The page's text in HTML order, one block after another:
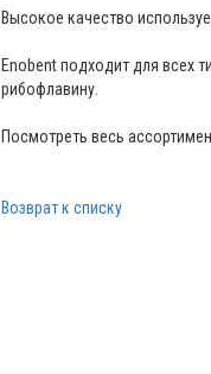
Высокое качество
Enobent подходит для всех
рибофлавину.
Посмотреть весь
Возврат к списку